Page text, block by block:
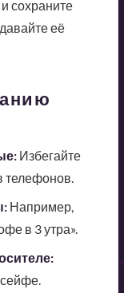
сохраните
её
Избегайте
телефонов.
Например,
в 3 утра».